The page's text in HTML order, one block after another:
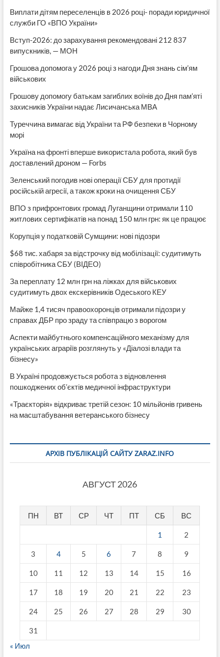
Виплати дітям переселенців в 2026 році- поради юридичної
служби ГО «ВПО України»
Вступ-2026: до зарахування рекомендовані 212 837
випускників, — МОН
Грошова допомога у 2026 році з нагоди Дня знань сім’ям
військових
Грошову допомогу батькам загиблих воїнів до Дня пам’яті
захисників України надає Лисичанська МВА
Туреччина вимагає від України та РФ безпеки в Чорному
морі
Україна на фронті вперше використала робота, який був
доставлений дроном — Forbs
Зеленський погодив нові операції СБУ для протидії
російській агресії, а також кроки на очищення СБУ
ВПО з прифронтових громад Луганщини отримали 110
житлових сертифікатів на понад 150 млн грн: як це працює
Корупція у податковій Сумщини: нові підозри
$68 тис. хабаря за відстрочку від мобілізації: судитимуть
співробітника СБУ (ВІДЕО)
За переплату 12 млн грн на ліжках для військових
судитимуть двох екскерівників Одеського КЕУ
Майже 1,4 тисяч правоохоронців отримали підозри у
справах ДБР про зраду та співпрацю з ворогом
Аспекти майбутнього компенсаційного механізму для
українських аграріїв розглянуть у «Діалозі влади та
бізнесу»
В Україні продовжується робота з відновлення
пошкоджених об’єктів медичної інфраструктури
«Траєкторія» відкриває третій сезон: 10 мільйонів гривень
на масштабування ветеранського бізнесу
АРХІВ ПУБЛІКАЦІЙ САЙТУ ZARAZ.INFO
АВГУСТ 2026
ПН ВТ СР ЧТ ПТ СБ ВС
1 2
3 4 5 6 7 8 9
10 11 12 13 14 15 16
17 18 19 20 21 22 23
24 25 26 27 28 29 30
31
« Июл